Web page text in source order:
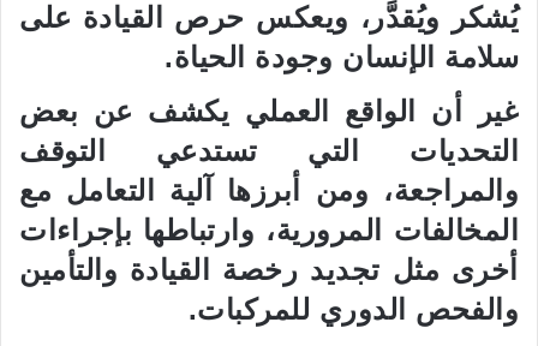
يُشكر ويُقدَّر، ويعكس حرص القيادة على
سلامة الإنسان وجودة الحياة.
غير أن الواقع العملي يكشف عن بعض
التحديات التي تستدعي التوقف
والمراجعة، ومن أبرزها آلية التعامل مع
المخالفات المرورية، وارتباطها بإجراءات
أخرى مثل تجديد رخصة القيادة والتأمين
والفحص الدوري للمركبات.